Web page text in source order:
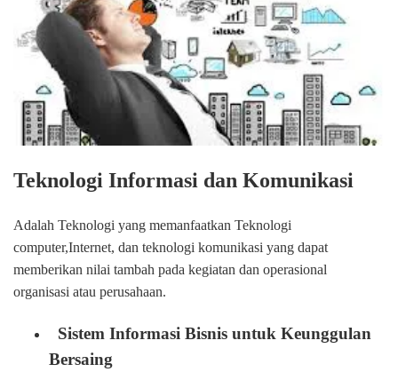
Teknologi Informasi dan Komunikasi
Adalah Teknologi yang memanfaatkan Teknologi
computer,Internet, dan teknologi komunikasi yang dapat
memberikan nilai tambah pada kegiatan dan operasional
organisasi atau perusahaan.
Sistem Informasi Bisnis untuk Keunggulan
Bersaing